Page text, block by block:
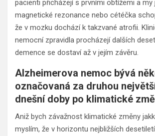
pacienti přicházejí s prvními obtížemi a
magnetické rezonance nebo cétéčka
že v mozku dochází k takzvané atrofii.
nemocní zpravidla procházejí dalších
demence se dostaví až v jejím závěru.
Alzheimerova nemoc bývá
označovaná za druhou
dnešní doby po klimatické
Aniž bych závažnost klimatické změny
myslím, že v horizontu nejbližších